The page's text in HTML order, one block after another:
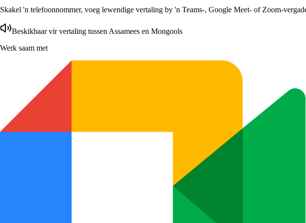
Skakel 'n telefoonnommer, voeg lewendige vertaling by 'n Teams-, Google Meet- of Zoom-
Beskikbaar vir vertaling tussen Assamees en Mongools
Werk saam met